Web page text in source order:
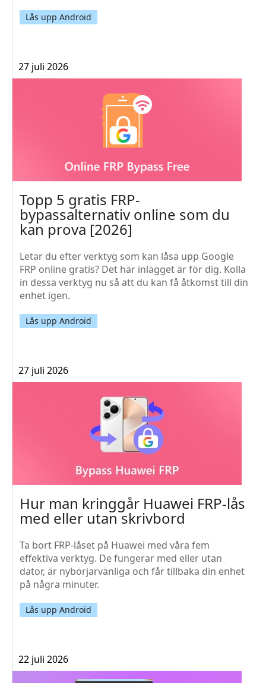
Lås upp Android
27 juli 2026
Topp 5 gratis FRP-
bypassalternativ online som du
kan prova [2026]
Letar du efter verktyg som kan låsa upp Google
FRP online gratis? Det här inlägget är för dig. Kolla
in dessa verktyg nu så att du kan få åtkomst till din
enhet igen.
Lås upp Android
27 juli 2026
Hur man kringgår Huawei FRP-lås
med eller utan skrivbord
Ta bort FRP-låset på Huawei med våra fem
effektiva verktyg. De fungerar med eller utan
dator, är nybörjarvänliga och får tillbaka din enhet
på några minuter.
Lås upp Android
22 juli 2026